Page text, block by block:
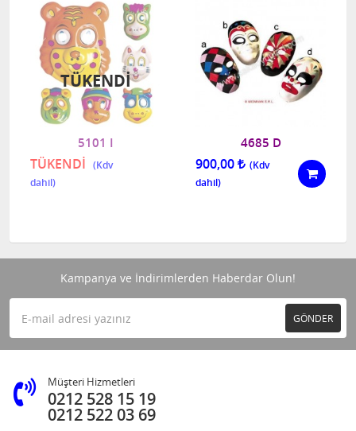
5101 I
TÜKENDİ
TÜKENDI
4685 D
900,00
Kampanya ve İndirimlerden Haberdar Olun!
GÖNDER
Müşteri Hizmetleri
0212 528 15 19
0212 522 03 69